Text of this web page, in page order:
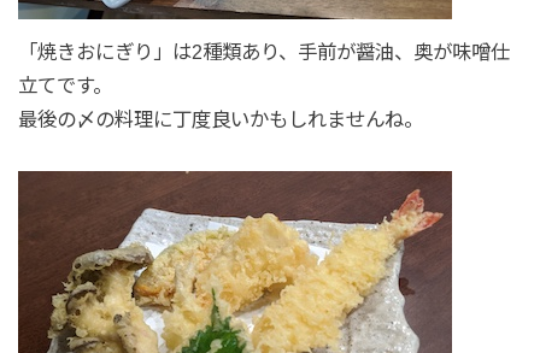
「焼きおにぎり」は2種類あり、手前が醤油、奥が味噌仕
立てです。
最後の〆の料理に丁度良いかもしれませんね。